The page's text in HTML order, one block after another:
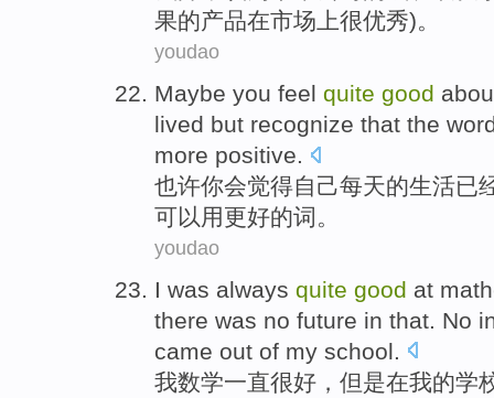
果的产品在市场上很优秀)。
youdao
Maybe you feel quite good
lived but recognize that the
more positive.
也许你会觉得自己每天的生活已
可以用更好的词 。
youdao
I was always quite good at
there was no future in that. No
came out of my school
我数学一直很好 ， 但是在我的学